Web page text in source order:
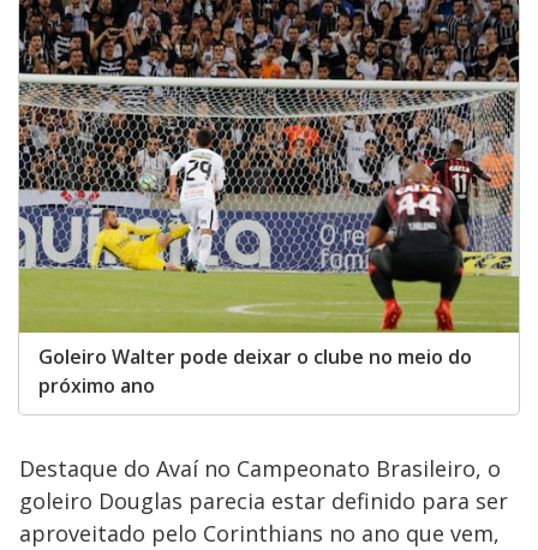
Goleiro Walter pode deixar o clube no meio do
próximo ano
Destaque do Avaí no Campeonato Brasileiro, o
goleiro Douglas parecia estar definido para ser
aproveitado pelo Corinthians no ano que vem,